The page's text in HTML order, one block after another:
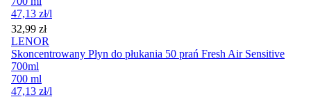
47,13 zł/l
Cena
32,99 zł
LENOR
Skoncentrowany Płyn do płukania 50 prań Fresh Air Sensitive
700ml
700 ml
47,13 zł/l